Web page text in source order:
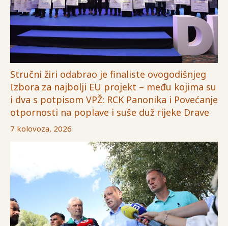
Stručni žiri odabrao je finaliste ovogodišnjeg
Izbora za najbolji EU projekt – među kojima su
i dva s potpisom VPŽ: RCK Panonika i Povećanje
otpornosti na poplave i suše duž rijeke Drave
7 kolovoza, 2026